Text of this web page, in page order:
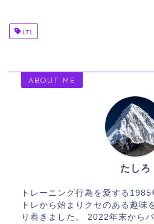
LT1
ABOUT ME
たしろ
トレーニング行為を愛する
トレから始まりクセのある趣味
り着きました。 2022年末から